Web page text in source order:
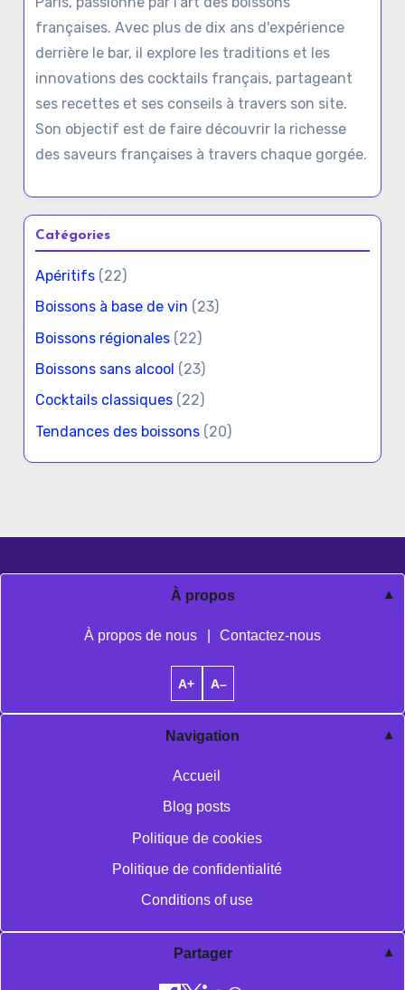
françaises. Avec plus de dix ans d'expérience
derrière le bar, il explore les traditions et les
innovations des cocktails français, partageant
ses recettes et ses conseils à travers son site.
Son objectif est de faire découvrir la richesse
des saveurs françaises à travers chaque gorgée.
Catégories
Apéritifs (22)
Boissons à base de vin (23)
Boissons régionales (22)
Boissons sans alcool (23)
Cocktails classiques (22)
Tendances des boissons (20)
À propos
À propos de nous Contactez-nous
A+ A–
Navigation
Accueil
Blog posts
Politique de cookies
Politique de confidentialité
Conditions of use
Partager